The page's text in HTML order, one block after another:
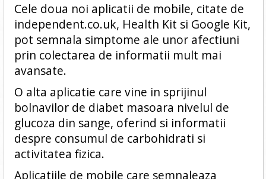
Cele doua noi aplicatii de mobile, citate de
independent.co.uk, Health Kit si Google Kit,
pot semnala simptome ale unor afectiuni
prin colectarea de informatii mult mai
avansate.
O alta aplicatie care vine in sprijinul
bolnavilor de diabet masoara nivelul de
glucoza din sange, oferind si informatii
despre consumul de carbohidrati si
activitatea fizica.
Aplicatiile de mobile care semnaleaza